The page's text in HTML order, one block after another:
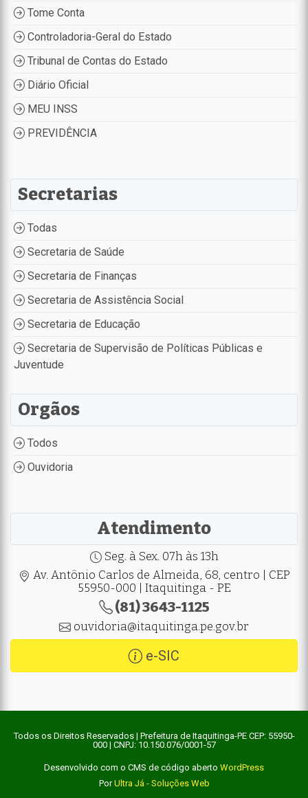
Tome Conta
Controladoria-Geral do Estado
Tribunal de Contas do Estado
Diário Oficial
MEU INSS
PREVIDÊNCIA
Secretarias
Todas
Secretaria de Saúde
Secretaria de Finanças
Secretaria de Assistência Social
Secretaria de Educação
Secretaria de Supervisão de Políticas Públicas e
Juventude
Orgãos
Todos
Ouvidoria
Atendimento
Seg. à Sex. 07h às 13h
Av. Antônio Carlos de Almeida, 68, centro | CEP
55950-000 | Itaquitinga - PE
(81) 3643-1125
ouvidoria@itaquitinga.pe.gov.br
e-SIC
Todos os Direitos Reservados | Prefeitura de Itaquitinga-PE CEP: 55950-
000 | CNPJ: 10.150.076/0001-57
Desenvolvido com o CMS de código aberto WordPress
PorUltra Já - Soluções Web